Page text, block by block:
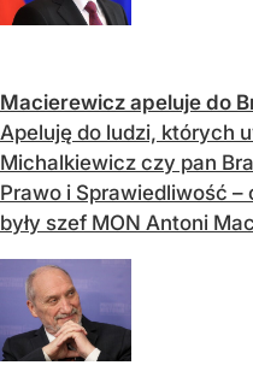
Macierewicz apeluje do
Apeluję do ludzi, których
Michalkiewicz czy pan
Prawo i Sprawiedliwość –
były szef MON Antoni